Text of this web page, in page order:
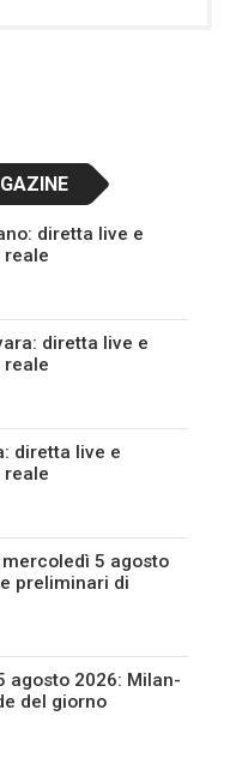
diretta live e
reale
diretta live e
reale
diretta live e
reale
5 agosto
preliminari di
agosto 2026: Milan-
del giorno